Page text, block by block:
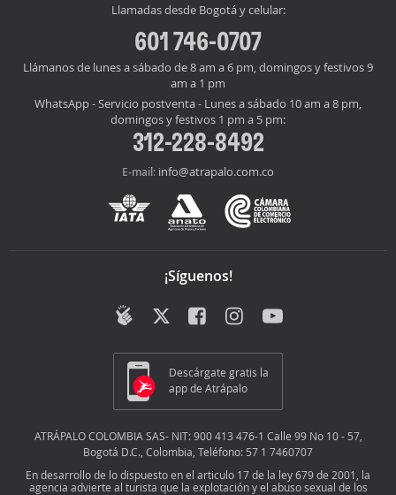
Llamadas desde Bogotá y celular:
601 746-0707
Llámanos de lunes a sábado de 8 am a 6 pm, domingos y festivos 9
am a 1 pm
WhatsApp - Servicio postventa - Lunes a sábado 10 am a 8 pm,
domingos y festivos 1 pm a 5 pm:
312-228-8492
E-mail: info@atrapalo.com.co
¡Síguenos!
Descárgate gratis la
app de Atrápalo
ATRÁPALO COLOMBIA SAS- NIT: 900 413 476-1 Calle 99 No 10 - 57,
Bogotá D.C., Colombia, Teléfono: 57 1 7460707
En desarrollo de lo dispuesto en el articulo 17 de la ley 679 de 2001, la
agencia advierte al turista que la explotación y el abuso sexual de los